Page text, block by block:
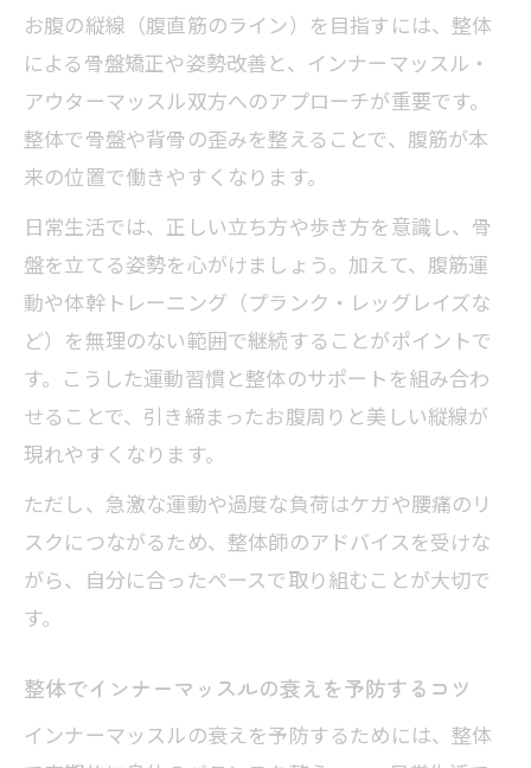
お腹の縦線（腹直筋のライン）を目指すには、整体
による骨盤矯正や姿勢改善と、インナーマッスル・
アウターマッスル双方へのアプローチが重要です。
整体で骨盤や背骨の歪みを整えることで、腹筋が本
来の位置で働きやすくなります。
日常生活では、正しい立ち方や歩き方を意識し、骨
盤を立てる姿勢を心がけましょう。加えて、腹筋運
動や体幹トレーニング（プランク・レッグレイズな
ど）を無理のない範囲で継続することがポイントで
す。こうした運動習慣と整体のサポートを組み合わ
せることで、引き締まったお腹周りと美しい縦線が
現れやすくなります。
ただし、急激な運動や過度な負荷はケガや腰痛のリ
スクにつながるため、整体師のアドバイスを受けな
がら、自分に合ったペースで取り組むことが大切で
す。
整体でインナーマッスルの衰えを予防するコツ
インナーマッスルの衰えを予防するためには、整体